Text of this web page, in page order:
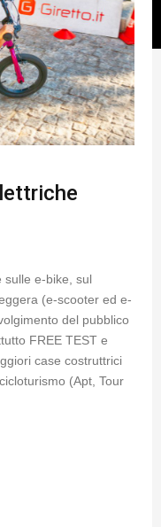
sulle e-bike, sul
(e-scooter ed e-
del pubblico
FREE TEST e
case costruttrici
(Apt, Tour